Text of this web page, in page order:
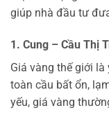
giúp nhà đầu tư
1. Cung – Cầu Thị
Giá vàng thế giới
toàn cầu bất ổn,
yếu, giá vàng